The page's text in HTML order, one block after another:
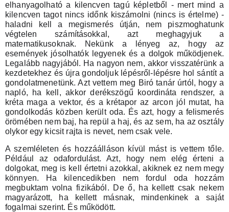
elhanyagolható a kilencven tagú képletből - mert mind a
kilencven tagot nincs időnk kiszámolni (nincs is értelme) -
haladni kell a megismerés útján, nem piszmoghatunk
végtelen számításokkal, azt meghagyjuk a
matematikusoknak. Nekünk a lényeg az, hogy az
események jósolhatók legyenek és a dolgok működjenek.
Legalább nagyjából. Ha nagyon nem, akkor visszatérünk a
kezdetekhez és újra gondoljuk lépésről-lépésre hol sántít a
gondolatmenetünk. Azt vettem meg Biró tanár úrtól, hogy a
napló, ha kell, akkor derékszögű koordináta rendszer, a
kréta maga a vektor, és a krétapor az arcon jól mutat, ha
gondolkodás közben került oda. És azt, hogy a felismerés
örömében nem baj, ha repül a haj, és az sem, ha az osztály
olykor egy kicsit rajta is nevet, nem csak vele.
A szemléleten és hozzáálláson kívül mást is vettem tőle.
Például az odafordulást. Azt, hogy nem elég érteni a
dolgokat, meg is kell értetni azokkal, akiknek ez nem megy
könnyen. Ha kilencedikben nem fordul oda hozzám
megbuktam volna fizikából. De ő, ha kellett csak nekem
magyarázott, ha kellett másnak, mindenkinek a saját
fogalmai szerint. És működött.